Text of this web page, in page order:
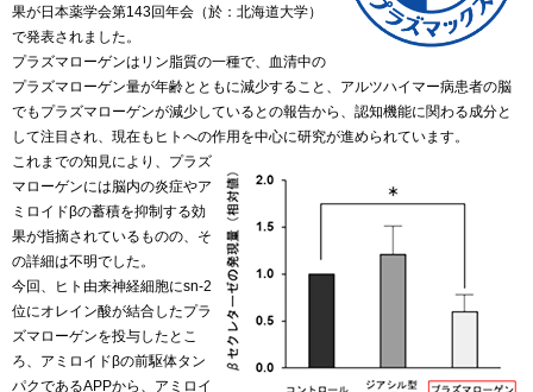
果が日本薬学会第143回年会（於：北海道大学）
で発表されました。
プラズマローゲンはリン脂質の一種で、血清中の
プラズマローゲン量が年齢とともに減少すること、アルツハイマー病患者の脳
でもプラズマローゲンが減少しているとの報告から、認知機能に関わる成分と
して注目され、現在もヒトへの作用を中心に研究が進められています。
これまでの知見により、プラズ
マローゲンには脳内の炎症やア
ミロイドβの蓄積を抑制する効
果が指摘されているものの、そ
の詳細は不明でした。
今回、ヒト由来神経細胞にsn-2
位にオレイン酸が結合したプラ
ズマローゲンを投与したとこ
ろ、アミロイドβの前駆体タン
パクであるAPPから、アミロイ